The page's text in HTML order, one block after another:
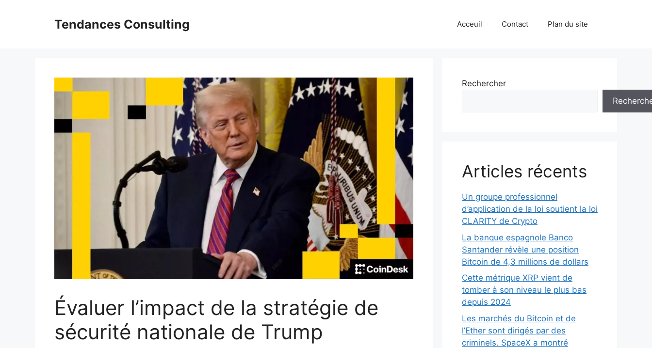
Tendances Consulting Acceuil Contact Plan du site
Évaluer l’impact de la stratégie de
sécurité nationale de Trump
Rechercher
Articles récents
Un groupe professionnel
d’application de la loi soutient la loi
CLARITY de Crypto
La banque espagnole Banco
Santander révèle une position
Bitcoin de 4,3 millions de dollars
Cette métrique XRP vient de
tomber à son niveau le plus bas
depuis 2024
Les marchés du Bitcoin et de
l’Ether sont dirigés par des
criminels. SpaceX a montré